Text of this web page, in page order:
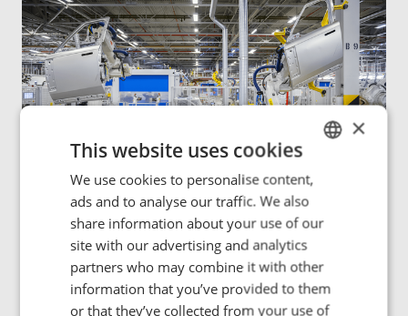
生産組立
誘導加熱は、一般的にろう付け、焼入れ、焼き
ばめ、はんだ付けなど、生産組立部門のさまざ
まな用途に利用されています。
ENGLISH
POLISH
FRENCH
PORTUGESE
×
This website uses cookies
We use cookies to personalise content,
ads and to analyse our traffic. We also
share information about your use of our
site with our advertising and analytics
partners who may combine it with other
information that you’ve provided to them
or that they’ve collected from your use of